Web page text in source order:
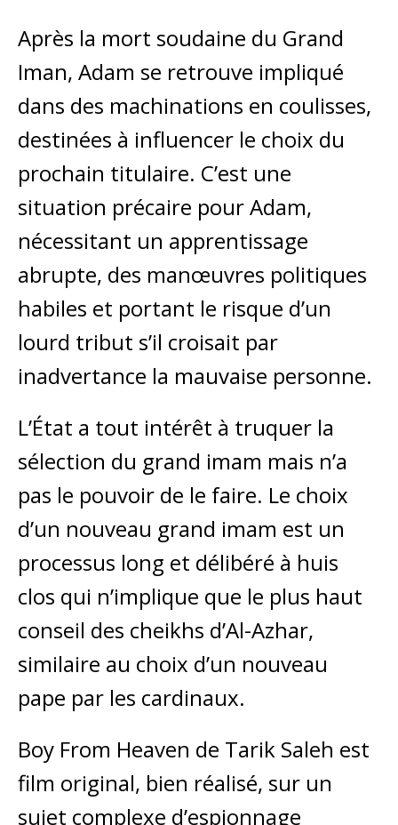
Après la mort soudaine du Grand
Iman, Adam se retrouve impliqué
dans des machinations en coulisses,
destinées à influencer le choix du
prochain titulaire. C’est une
situation précaire pour Adam,
nécessitant un apprentissage
abrupte, des manœuvres politiques
habiles et portant le risque d’un
lourd tribut s’il croisait par
inadvertance la mauvaise personne.
L’État a tout intérêt à truquer la
sélection du grand imam mais n’a
pas le pouvoir de le faire. Le choix
d’un nouveau grand imam est un
processus long et délibéré à huis
clos qui n’implique que le plus haut
conseil des cheikhs d’Al-Azhar,
similaire au choix d’un nouveau
pape par les cardinaux.
Boy From Heaven de Tarik Saleh est
film original, bien réalisé, sur un
sujet complexe d’espionnage